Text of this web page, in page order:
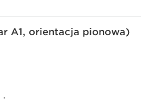
A1, orientacja pionowa)